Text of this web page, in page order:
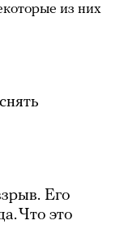
из них
Его
Что это